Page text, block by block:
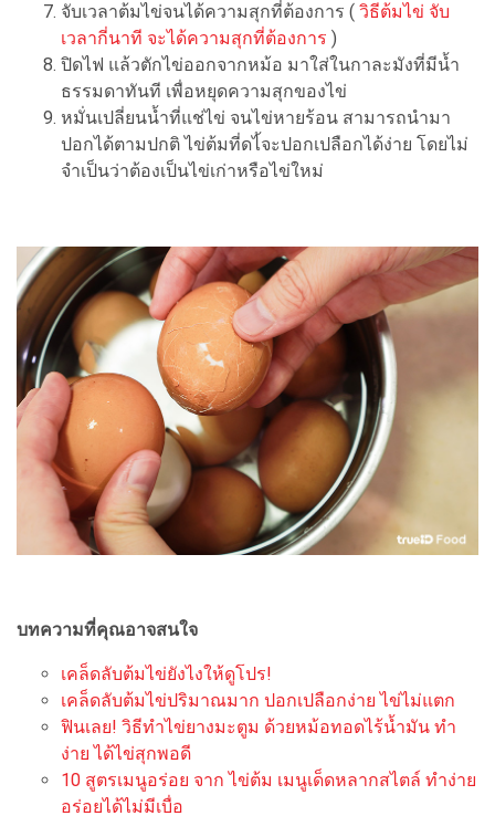
จับเวลาต้มไข่จนได้ความสุกที่ต้องการ ( วิธีต้มไข่ จับ
เวลากี่นาที จะได้ความสุกที่ต้องการ )
ปิดไฟ แล้วตักไข่ออกจากหม้อ มาใส่ในกาละมังที่มีน้ำ
ธรรมดาทันที เพื่อหยุดความสุกของไข่
หมั่นเปลี่ยนน้ำที่แช่ไข่ จนไข่หายร้อน สามารถนำมา
ปอกได้ตามปกติ ไข่ต้มที่ดไ้จะปอกเปลือกได้ง่าย โดยไม่
จำเป็นว่าต้องเป็นไข่เก่าหรือไข่ใหม่
บทความที่คุณอาจสนใจ
เคล็ดลับต้มไข่ยังไงให้ดูโปร!
เคล็ดลับต้มไข่ปริมาณมาก ปอกเปลือกง่าย ไข่ไม่แตก
ฟินเลย! วิธีทำไข่ยางมะตูม ด้วยหม้อทอดไร้น้ำมัน ทำ
ง่าย ได้ไข่สุกพอดี
10 สูตรเมนูอร่อย จาก ไข่ต้ม เมนูเด็ดหลากสไตล์ ทำง่าย
อร่อยได้ไม่มีเบื่อ